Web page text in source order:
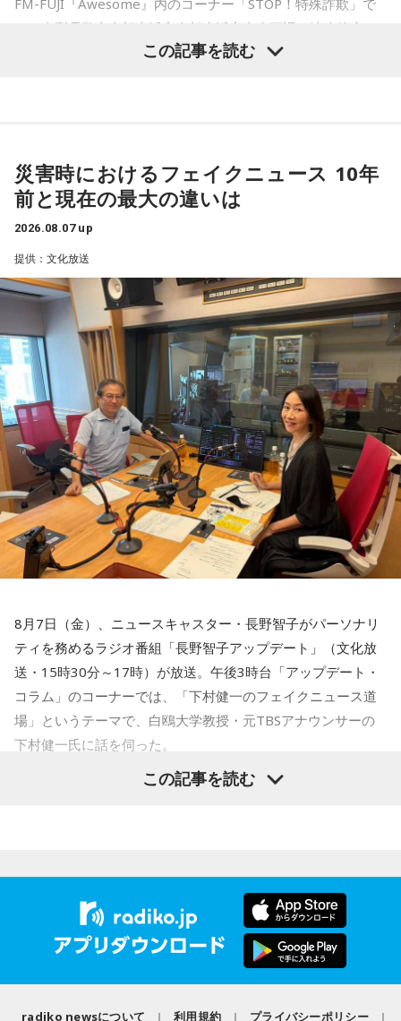
もちろん、安全な旅行のためには、天候や交通情報を確認
し、余裕を持ったスケジュールを立てることが何より大切で
る人の中には、次のような予定をこの日に合わせる人もいま
す。
・財布を新調する、または使い始める
・銀行口座を開設する
・旅行や帰省、出張へ出発する
・資格の勉強や新しい習い事を始める
・神社へ参拝する
・仕事や趣味の新たな目標を立てる
また、六曜の「先勝」は一般的に午前中が吉とされているた
め、大切な予定を入れる場合は午前中を選ぶという考え方も
あります。
なお、これらは古くから伝わる暦の考え方であり、運気の上
昇や成果を保証するものではありません。自分の予定やライ
フスタイルに合わせて、無理のない範囲で取り入れるとよい
でしょう。
■令和8年8月8日の「8」が並ぶ日に注目が集まる理由
数字の「8」は、末広がりの形から縁起の良い数字として親し
まれており、開店日や記念日、イベントの開催日として選ば
れることもあります。
ただし、「8」が並ぶこと自体が暦上の吉日を意味するわけで
はありません。
2026年8月8日は、こうした縁起の良いイメージに加え、「寅
2026年8月8日は、寅の日と先勝が重なる開運日です。さら
に、「令和8年8月8日」と「8」が並ぶ覚えやすい日付である
ことから、縁起を意識する人にとっても印象深い一日となり
若井：ありがとう！
井滉斗
＜番組概要＞
番組名：SCHOOL OF LOCK!
放送日時：月曜～木曜 22:00～23:55／金曜 22:00～22:55
パーソナリティ：アンジー校長（アンジェリーナ1/3・
Gacharic Spin）、たんぼ教頭（溝上たんぼ）
番組Webサイト：https://www.tfm.co.jp/lock/
番組公式X：@sol_info
FM-FUJI『Awesome』内のコーナー「STOP！特殊詐欺」で
は、山梨県警察本部生活安全部生活安全企画課の渡邉佳彦さ
んを迎え、熊本地震の発生に便乗した悪質な犯罪への注意を
増えるおそれがあることが紹介されました。
渡邉さんは、災害時には被災した住宅を訪問し、家屋修繕や
必要物品の販売を装って高額な契約を迫る悪質商法が発生す
る可能性があると説明しました。
さらに、被災者以外を狙う犯罪として、公的機関や災害支援
団体を装い、義援金や寄付金を名目に現金や電子マネーをだ
まし取る詐欺にも注意が必要と呼びかけました。
過去には、自宅を訪れて義援金を集める手口や、自治体職員
を名乗る電話による詐欺も確認されていることから、支援先
が信頼できる団体であるか十分確認することが重要です。
善意につけ込む手口に冷静な対応を
物品を持ち去るケースや、被災者の親族・知人を装い送金を
求めるケースなど、過去に確認された手口も紹介されまし
た。
被災地を支援したいという善意は大切ですが、その気持ちを
悪用する犯罪から身を守るためには、相手の身元や支援団体
の正当性を確認し、不審に感じた場合はすぐに相談すること
の被害を防いでほしいと呼びかけました。
気になる方は、radikoのタイムフリーで放送をチェックして
みてください。
この記事を読む
災害時におけるフェイクニュース 10年
前と現在の最大の違いは
2026.08.07 up
提供：文化放送
8月7日（金）、ニュースキャスター・長野智子がパーソナリ
ティを務めるラジオ番組「長野智子アップデート」（文化放
送・15時30分～17時）が放送。午後3時台「アップデート・
コラム」のコーナーでは、「下村健一のフェイクニュース道
場」というテーマで、白鴎大学教授・元TBSアナウンサーの
下村健一氏に話を伺った。
「今回は、先週発生した熊本地震関連(のフェイクニ
「発生の3日後には、熊本県警の犯罪抑止対策室っていう
ところがX(エックス)でかなり強い口調で警告を出しているん
です。『非常時にインプ稼ぎの偽情報は許されません』と。
この記事を読む
radiko newsについて 利用規約
プライバシーポリシー